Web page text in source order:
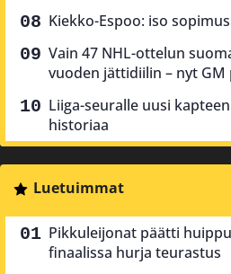
Kiekko-Espoo: iso
Vain 47 NHL-ottelun
vuoden jättidiilin – nyt GM
Liiga-seuralle uusi
historiaa
Luetuimmat
Pikkuleijonat päätti
finaalissa hurja teurastus